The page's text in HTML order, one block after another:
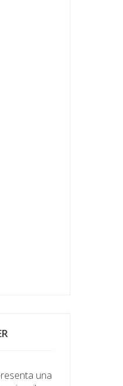
una